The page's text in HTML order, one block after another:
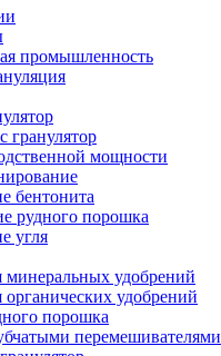
промышленность
гранулятор
мощности
бентонита
рудного порошка
угля
минеральных удобрений
органических удобрений
порошка
перемешивателями